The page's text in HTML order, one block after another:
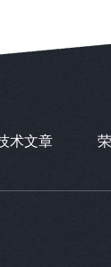
术文章